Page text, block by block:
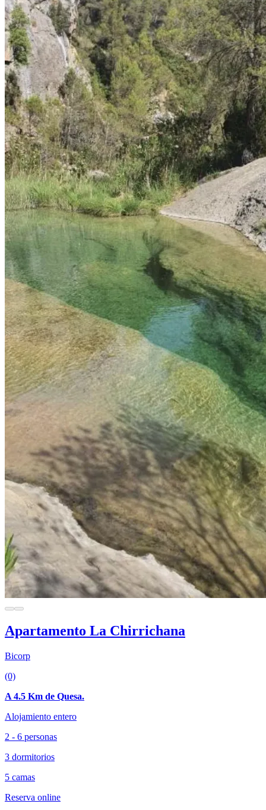
Apartamento La Chirrichana
Bicorp
(0)
A 4.5 Km de Quesa.
Alojamiento entero
2 - 6 personas
3 dormitorios
5 camas
Reserva online